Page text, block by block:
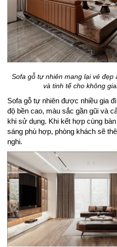
Sofa gỗ tự nhiên mang lại vẻ đẹp
và tinh tế cho không
Sofa gỗ tự nhiên được nhiều gia
độ bền cao, màu sắc gần gũi và
khi sử dụng. Khi kết hợp cùng
sáng phù hợp, phòng khách sẽ
nghi.